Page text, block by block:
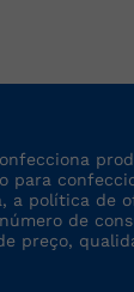
para
a política de
de
preço,